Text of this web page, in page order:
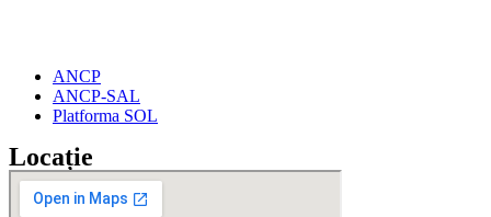
ANCP
ANCP-SAL
Platforma SOL
Locație